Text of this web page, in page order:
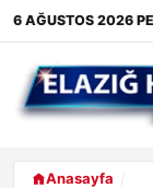
6 AĞUSTOS 2026
ANASAYFA
Anasayfa